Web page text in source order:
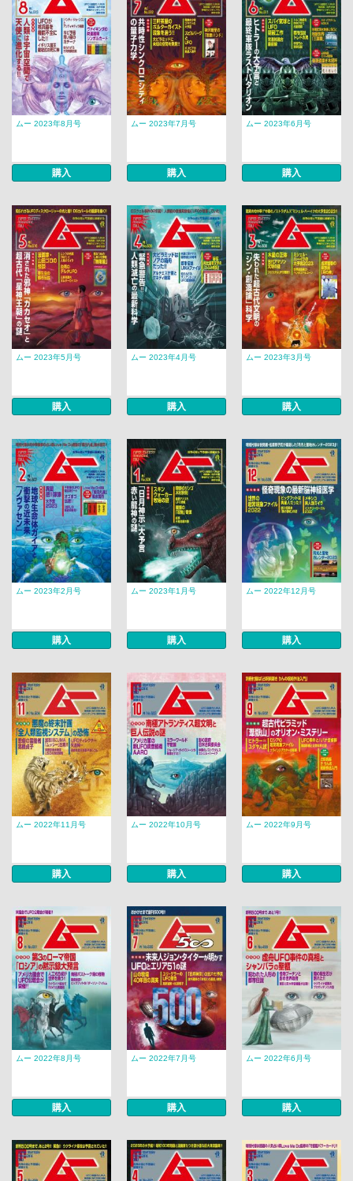
ムー 2023年8月号
購入
ムー 2023年7月号
購入
ムー 2023年6月号
購入
ムー 2023年5月号
購入
ムー 2023年4月号
購入
ムー 2023年3月号
購入
ムー 2023年2月号
購入
ムー 2023年1月号
購入
ムー 2022年12月号
購入
ムー 2022年11月号
購入
ムー 2022年10月号
購入
ムー 2022年9月号
購入
ムー 2022年8月号
購入
ムー 2022年7月号
購入
ムー 2022年6月号
購入